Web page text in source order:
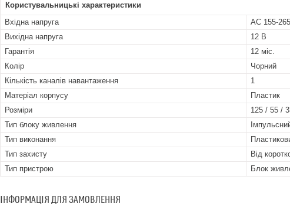
Користувальницькі характеристики
Вхідна напруга
AC 155-
Вихідна напруга
12 В
Гарантія
12 міс.
Колір
Чорний
Кількість каналів навантаження
1
Матеріал корпусу
Пластик
Розміри
125 / 55 /
Тип блоку живлення
Тип виконання
Тип захисту
Від
Тип пристрою
Блок
ІНФОРМАЦІЯ ДЛЯ ЗАМОВЛЕННЯ